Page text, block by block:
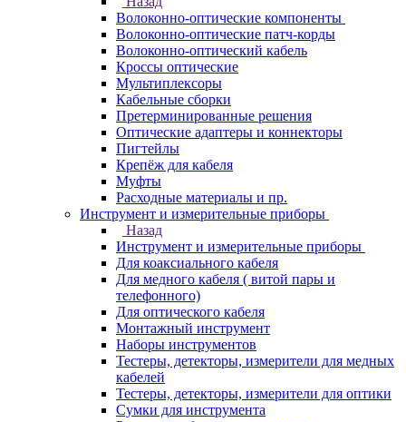
Волоконно-оптические компоненты
Волоконно-оптические патч-корды
Волоконно-оптический кабель
Кроссы оптические
Мультиплексоры
Кабельные сборки
Претерминированные решения
Оптические адаптеры и коннекторы
Пигтейлы
Крепёж для кабеля
Муфты
Расходные материалы и пр.
Инструмент и измерительные приборы
Назад
Инструмент и измерительные приборы
Для коаксиального кабеля
Для медного кабеля ( витой пары и
телефонного)
Для оптического кабеля
Монтажный инструмент
Наборы инструментов
Тестеры, детекторы, измерители для медных
кабелей
Тестеры, детекторы, измерители для оптики
Сумки для инструмента